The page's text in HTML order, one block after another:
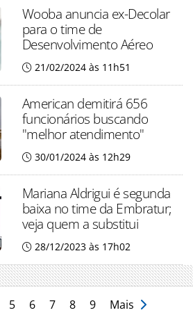
Wooba anuncia ex-Decolar
para o time de
Desenvolvimento Aéreo
21/02/2024 às 11h51
American demitirá 656
funcionários buscando
"melhor atendimento"
30/01/2024 às 12h29
Mariana Aldrigui é segunda
baixa no time da Embratur;
veja quem a substitui
28/12/2023 às 17h02
5 6 7 8 9 Mais